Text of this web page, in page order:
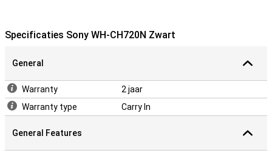
Specificaties Sony WH-CH720N Zwart
General
Warranty
2 jaar
Warranty type
Carry In
General Features